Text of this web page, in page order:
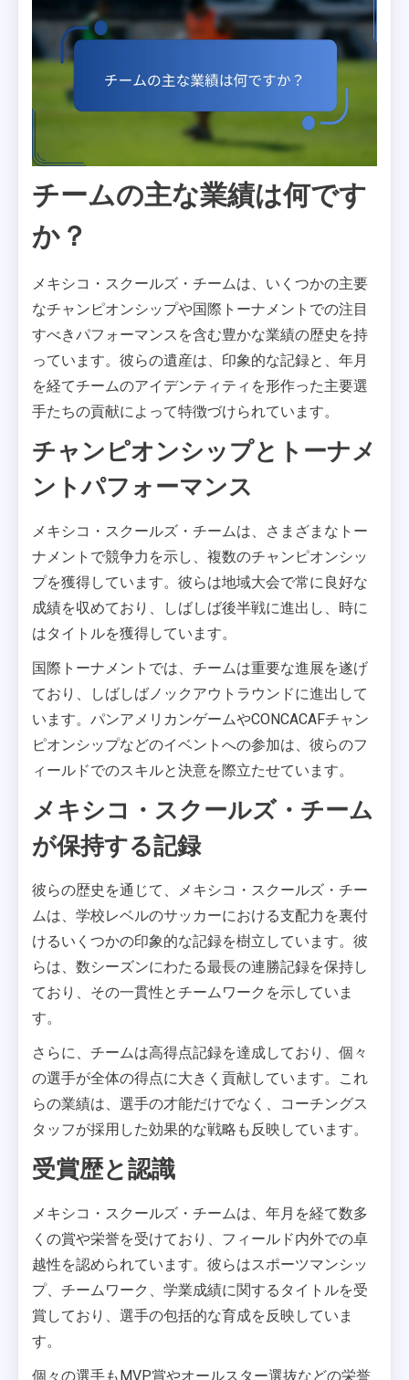
チームの主な業績は何です
か？
メキシコ・スクールズ・チームは、いくつかの主要
なチャンピオンシップや国際トーナメントでの注目
すべきパフォーマンスを含む豊かな業績の歴史を持
っています。彼らの遺産は、印象的な記録と、年月
を経てチームのアイデンティティを形作った主要選
手たちの貢献によって特徴づけられています。
チャンピオンシップとトーナメ
ントパフォーマンス
メキシコ・スクールズ・チームは、さまざまなトー
ナメントで競争力を示し、複数のチャンピオンシッ
プを獲得しています。彼らは地域大会で常に良好な
成績を収めており、しばしば後半戦に進出し、時に
はタイトルを獲得しています。
国際トーナメントでは、チームは重要な進展を遂げ
ており、しばしばノックアウトラウンドに進出して
います。パンアメリカンゲームやCONCACAFチャン
ピオンシップなどのイベントへの参加は、彼らのフ
ィールドでのスキルと決意を際立たせています。
メキシコ・スクールズ・チーム
が保持する記録
彼らの歴史を通じて、メキシコ・スクールズ・チー
ムは、学校レベルのサッカーにおける支配力を裏付
けるいくつかの印象的な記録を樹立しています。彼
らは、数シーズンにわたる最長の連勝記録を保持し
ており、その一貫性とチームワークを示していま
す。
さらに、チームは高得点記録を達成しており、個々
の選手が全体の得点に大きく貢献しています。これ
らの業績は、選手の才能だけでなく、コーチングス
タッフが採用した効果的な戦略も反映しています。
受賞歴と認識
メキシコ・スクールズ・チームは、年月を経て数多
くの賞や栄誉を受けており、フィールド内外での卓
越性を認められています。彼らはスポーツマンシッ
プ、チームワーク、学業成績に関するタイトルを受
賞しており、選手の包括的な育成を反映していま
す。
個々の選手もMVP賞やオールスター選抜などの栄誉